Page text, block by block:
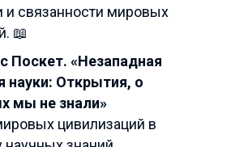
и связанности мировых
📖
Поскет. «Незападная
науки: Открытия, о
мы не знали»
цивилизаций в